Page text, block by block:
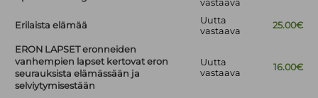
vastaava
Erilaista elämää
Uutta
vastaava
25.00€
ERON LAPSET eronneiden
vanhempien lapset kertovat eron
seurauksista elämässään ja
selviytymisestään
Uutta
vastaava
16.00€